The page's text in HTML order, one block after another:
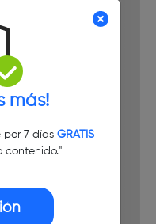
más!
7 días GRATIS
contenido."